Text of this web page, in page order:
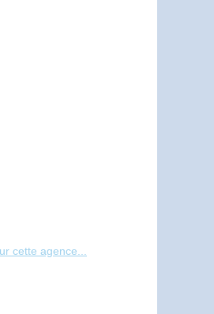
cette agence...